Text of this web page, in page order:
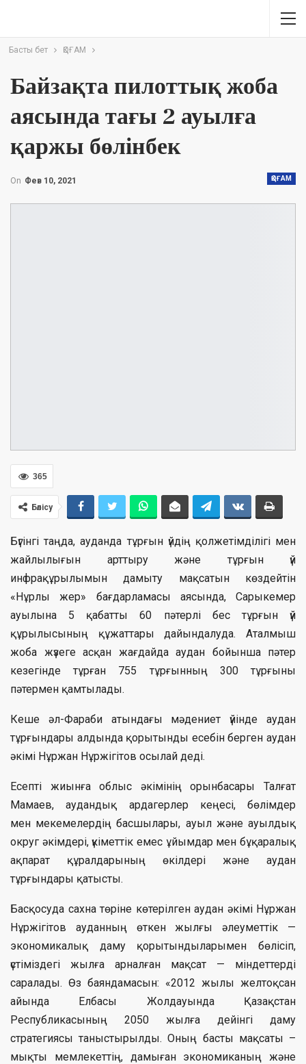
Басты бет ҚОҒАМ
Байзақта пилоттық жоба
аясында тағы 2 ауылға
қаржы бөлінбек
ҚОҒАМ
On Фев 10, 2021
365
Бөлісу
Бүгінгі таңда, ауданда тұрғын үйдің қолжетімділігі мен
жайлылығын арттыру және тұрғын үй
инфрақұрылымын дамыту мақсатын көздейтін
«Нұрлы жер» бағдарламасы аясында, Сарыкемер
ауылына 5 қабатты 60 пәтерлі бес тұрғын үй
құрылысының құжаттары дайындалуда. Аталмыш
жоба жүзеге асқан жағдайда аудан бойынша пәтер
кезегінде тұрған 755 тұрғынның 300 тұрғыны
пәтермен қамтылады.
Кеше әл-Фараби атындағы мәдениет үйінде аудан
тұрғындары алдында қорытынды есебін берген аудан
әкімі Нұржан Нұржігітов осылай деді.
Есепті жиынға облыс әкімінің орынбасары Талғат
Мамаев, аудандық ардагерлер кеңесі, бөлімдер
мен мекемелердің басшылары, ауыл және ауылдық
округ әкімдері, үкіметтік емес ұйымдар мен бұқаралық
ақпарат құралдарының өкілдері және аудан
тұрғындары қатысты.
Басқосуда сахна төріне көтерілген аудан әкімі Нұржан
Нұржігітов ауданның өткен жылғы әлеуметтік —
экономикалық даму қорытындыларымен бөлісіп,
үстіміздегі жылға арналған мақсат — міндеттерді
саралады. Өз баяндамасын: «2012 жылы желтоқсан
айында Елбасы Жолдауында Қазақстан
Республикасының 2050 жылға дейінгі даму
стратегиясы таныстырылды. Оның басты мақсаты –
мықты мемлекеттің, дамыған экономиканың және